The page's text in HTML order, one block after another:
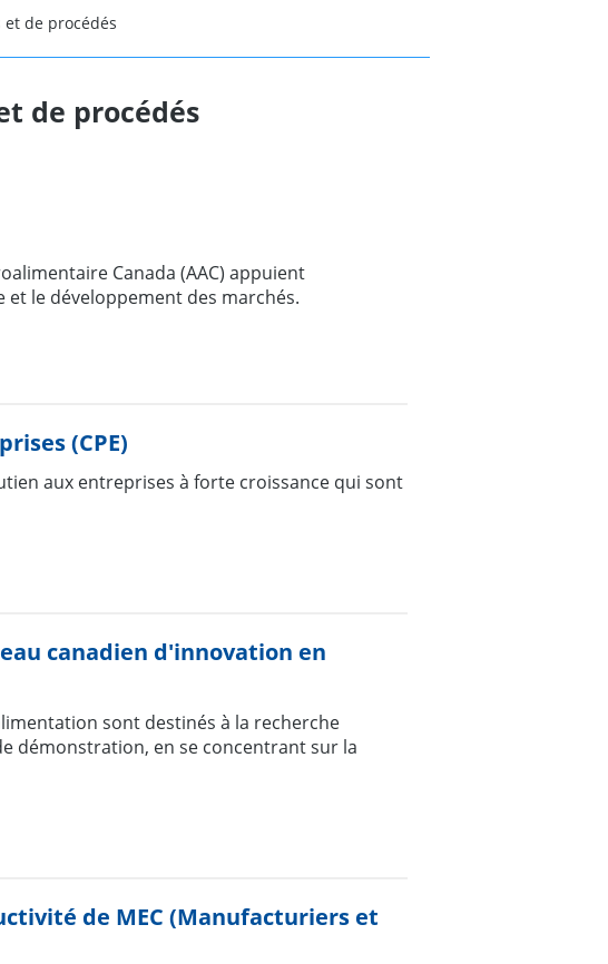
de procédés
de procédés
Canada (AAC) appuient
le développement des marchés.
(CPE)
aux entreprises à forte croissance qui sont
canadien d'innovation en
sont destinés à la recherche
démonstration, en se concentrant sur la
de MEC (Manufacturiers et